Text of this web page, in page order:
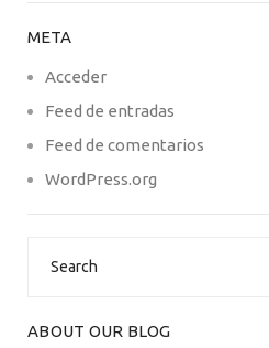
META
Acceder
Feed de entradas
Feed de comentarios
WordPress.org
ABOUT OUR BLOG